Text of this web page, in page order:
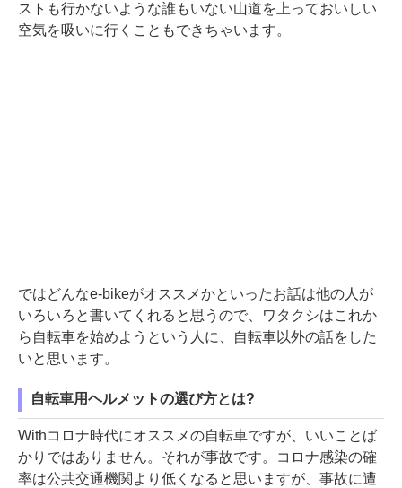
ストも行かないような誰もいない山道を上っておいしい
空気を吸いに行くこともできちゃいます。
ではどんなe-bikeがオススメかといったお話は他の人が
いろいろと書いてくれると思うので、ワタクシはこれか
ら自転車を始めようという人に、自転車以外の話をした
いと思います。
自転車用ヘルメットの選び方とは?
Withコロナ時代にオススメの自転車ですが、いいことば
かりではありません。それが事故です。コロナ感染の確
率は公共交通機関より低くなると思いますが、事故に遭